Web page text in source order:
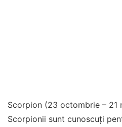
Scorpion (23 octombrie – 21
Scorpionii sunt cunoscuți